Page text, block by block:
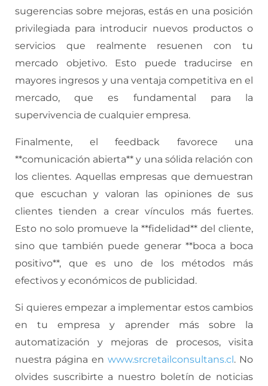
sugerencias sobre mejoras, estás en una posición
privilegiada para introducir nuevos productos o
servicios que realmente resuenen con tu
mercado objetivo. Esto puede traducirse en
mayores ingresos y una ventaja competitiva en el
mercado, que es fundamental para la
supervivencia de cualquier empresa.
Finalmente, el feedback favorece una
**comunicación abierta** y una sólida relación con
los clientes. Aquellas empresas que demuestran
que escuchan y valoran las opiniones de sus
clientes tienden a crear vínculos más fuertes.
Esto no solo promueve la **fidelidad** del cliente,
sino que también puede generar **boca a boca
positivo**, que es uno de los métodos más
efectivos y económicos de publicidad.
Si quieres empezar a implementar estos cambios
en tu empresa y aprender más sobre la
automatización y mejoras de procesos, visita
nuestra página en www.srcretailconsultans.cl. No
olvides suscribirte a nuestro boletín de noticias